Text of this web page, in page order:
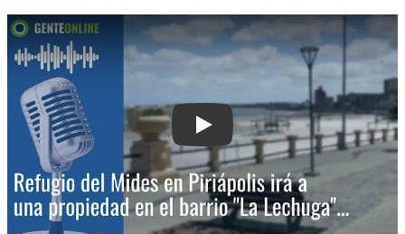
Play: Refugio del Mides en Piriápolis